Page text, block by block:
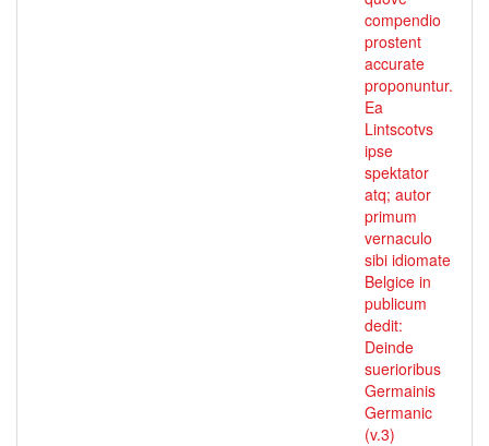
compendio
prostent
accurate
proponuntur.
Ea
Lintscotvs
ipse
spektator
atq; autor
primum
vernaculo
sibi idiomate
Belgice in
publicum
dedit:
Deinde
suerioribus
Germainis
Germanic
(v.3)